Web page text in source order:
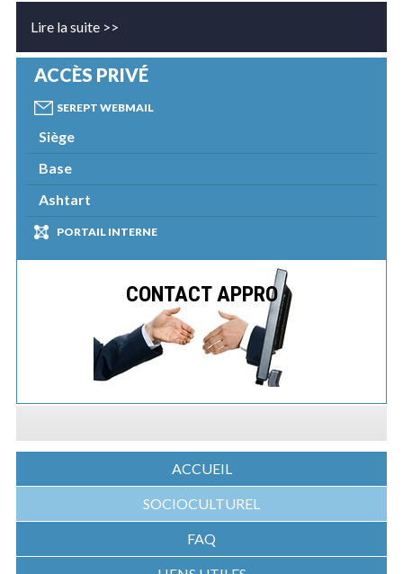
Lire la suite >>
ACCÈS PRIVÉ
SEREPT WEBMAIL
Siège
Base
Ashtart
PORTAIL INTERNE
CONTACT APPRO
ACCUEIL
SOCIOCULTUREL
FAQ